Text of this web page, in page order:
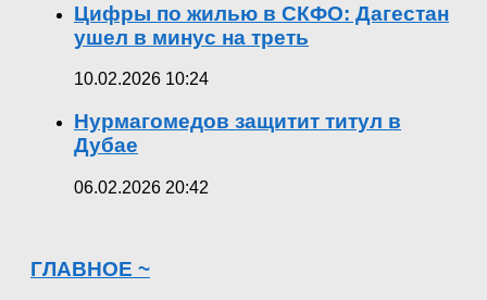
Цифры по жилью в СКФО: Дагестан
ушел в минус на треть
10.02.2026 10:24
Нурмагомедов защитит титул в
Дубае
06.02.2026 20:42
ГЛАВНОЕ ~